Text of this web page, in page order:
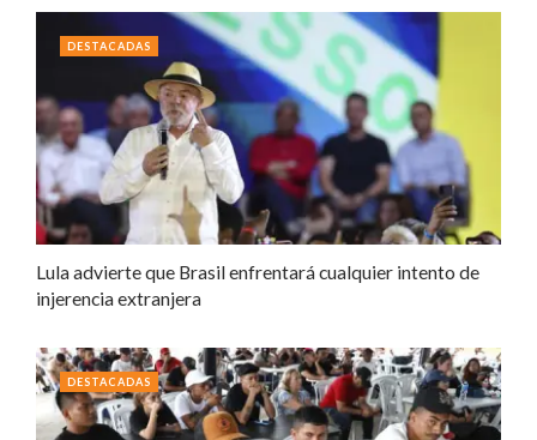
Lula advierte que Brasil enfrentará cualquier intento de
injerencia extranjera
DESTACADAS
DESTACADAS